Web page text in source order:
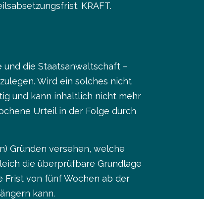
KRAFT.
die Staatsanwaltschaft –
Wird ein solches nicht
und kann inhaltlich nicht mehr
Urteil in der Folge durch
Gründen versehen, welche
die überprüfbare Grundlage
Frist von fünf Wochen ab der
kann.